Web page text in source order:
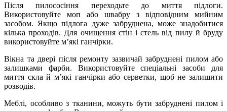
Після пилососіння переходьте до миття підлоги.
Використовуйте моп або швабру з відповідним мийним
засобом. Якщо підлога дуже забруднена, може знадобитися
кілька проходів. Для очищення стін і стель від пилу й бруду
використовуйте м’які ганчірки.
Вікна та двері після ремонту зазвичай забруднені пилом або
залишками фарби. Використовуйте спеціальні засоби для
миття скла й м’які ганчірки або серветки, щоб не залишити
розводів.
Меблі, особливо з тканини, можуть бути забруднені пилом і